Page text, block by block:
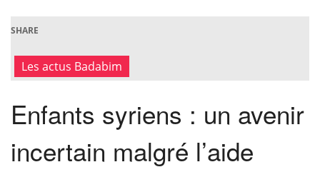
SHARE
Les actus Badabim
Enfants syriens : un avenir
incertain malgré l’aide